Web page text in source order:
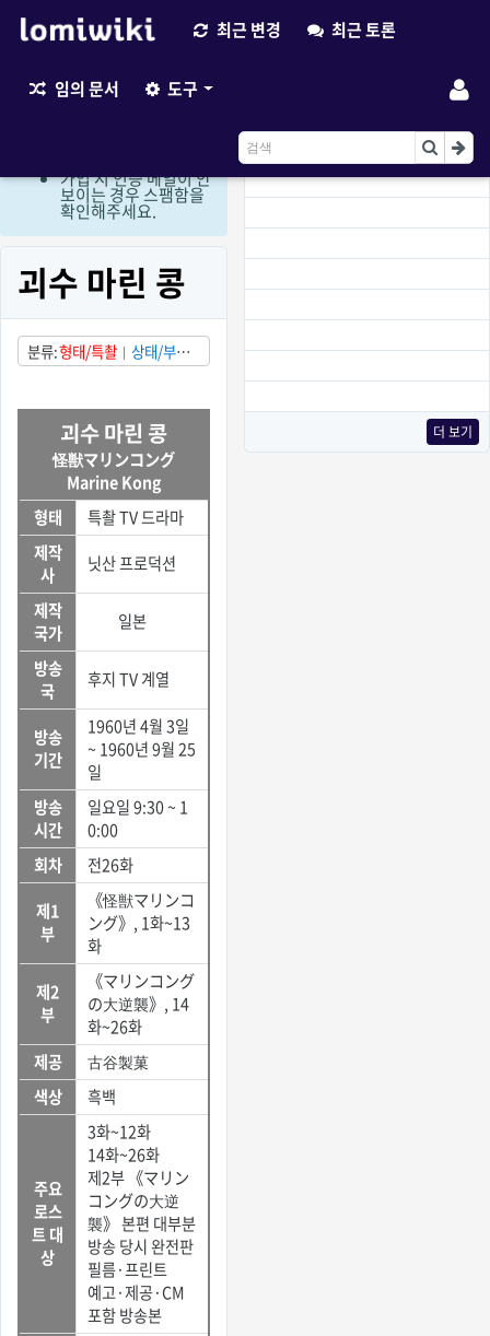
최근 변경 최근 토론
임의 문서 도구
더 보기
현재 로그인 회원만 편
집이 가능한 상태입니
가입 시 인증 메일이 안
보이는 경우 스팸함을
확인해주세요.
괴수 마린 콩
분류 형태/특촬
상태/부분
적으로 발견됨
국가/일본
괴수 마린 콩
怪獣マリンコング
Marine Kong
형태
특촬 TV 드라마
제작
사
닛산 프로덕션
제작
국가
일본
방송
국
후지 TV 계열
방송
기간
1960년 4월 3일
~ 1960년 9월 25
일
방송
시간
일요일 9:30 ~ 1
0:00
회차
전26화
제1
부
《怪獣マリンコ
ング》, 1화~13
화
제2
부
《マリンコング
の大逆襲》, 14
화~26화
제공
古谷製菓
색상
흑백
주요
로스
트 대
상
3화~12화
14화~26화
제2부 《マリン
コングの大逆
襲》 본편 대부분
방송 당시 완전판
필름·프린트
예고·제공·CM
포함 방송본